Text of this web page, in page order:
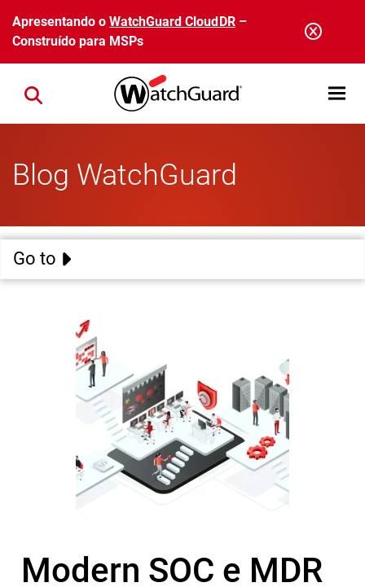
Pular para o conteúdo principal
Apresentando oWatchGuard CloudDR–
Construído para MSPs
Open
Close search
Blog WatchGuard
Go to
Modern SOC e MDR